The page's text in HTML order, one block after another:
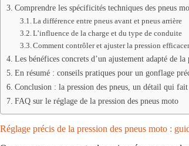
Comprendre les spécificités techniques des pneus
La différence entre pneus avant et pneus arrière
L’influence de la charge et du type de conduite
Comment contrôler et ajuster la pression
Les bénéfices concrets d’un ajustement adapté de la
En résumé : conseils pratiques pour un gonflage
Conclusion : la pression des pneus, un détail qui
FAQ sur le réglage de la pression des pneus moto
Réglage précis de la pression des pneus moto :